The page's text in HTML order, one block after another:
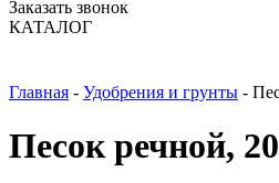
Заказать звонок
КАТАЛОГ
Главная - Удобрения и грунты -
Песок речной,